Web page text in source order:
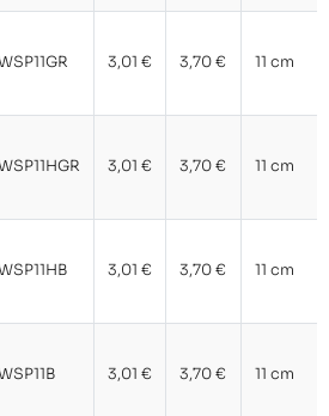
3,01 € 3,70 € 11 cm
3,01 € 3,70 € 11 cm
3,01 € 3,70 € 11 cm
3,01 € 3,70 € 11 cm